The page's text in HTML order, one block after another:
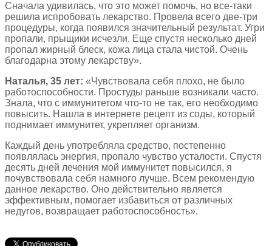
Сначала удивилась, что это может помочь, но все-таки
решила испробовать лекарство. Провела всего две-три
процедуры, когда появился значительный результат. Угри
пропали, прыщики исчезли. Еще спустя несколько дней
пропал жирный блеск, кожа лица стала чистой. Очень
благодарна этому лекарству».
Наталья, 35 лет: «Чувствовала себя плохо, не было
работоспособности. Простуды раньше возникали часто.
Знала, что с иммунитетом что-то не так, его необходимо
повысить. Нашла в интернете рецепт из соды, который
поднимает иммунитет, укрепляет организм.
Каждый день употребляла средство, постепенно
появлялась энергия, пропало чувство усталости. Спустя
десять дней лечения мой иммунитет повысился, я
почувствовала себя намного лучше. Всем рекомендую
данное лекарство. Оно действительно является
эффективным, помогает избавиться от различных
недугов, возвращает работоспособность».